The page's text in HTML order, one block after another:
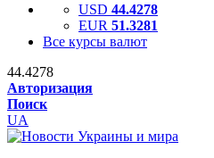
USD 44.4278
EUR 51.3281
Все курсы валют
44.4278
Авторизация
Поиск
UA